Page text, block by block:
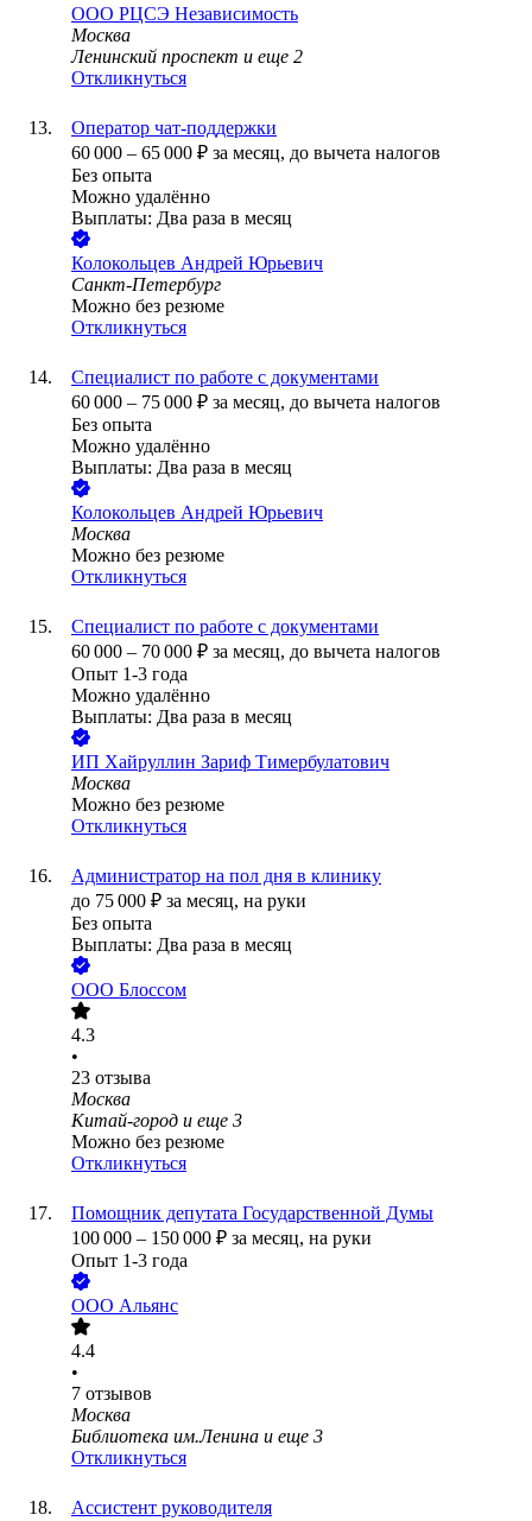
ООО РЦСЭ Независимость
Москва
Ленинский проспект и еще 2
Откликнуться
Оператор чат-поддержки
60 000 – 65 000 ₽ за месяц, до вычета налогов
Без опыта
Можно удалённо
Выплаты: Два раза в месяц
Колокольцев Андрей Юрьевич
Санкт-Петербург
Можно без резюме
Откликнуться
Специалист по работе с документами
60 000 – 75 000 ₽ за месяц, до вычета налогов
Без опыта
Можно удалённо
Выплаты: Два раза в месяц
Колокольцев Андрей Юрьевич
Москва
Можно без резюме
Откликнуться
Специалист по работе с документами
60 000 – 70 000 ₽ за месяц, до вычета налогов
Опыт 1-3 года
Можно удалённо
Выплаты: Два раза в месяц
ИП Хайруллин Зариф Тимербулатович
Москва
Можно без резюме
Откликнуться
Администратор на пол дня в клинику
до 75 000 ₽ за месяц, на руки
Без опыта
Выплаты: Два раза в месяц
ООО Блоссом
4.3
•
23 отзыва
Москва
Китай-город и еще 3
Можно без резюме
Откликнуться
Помощник депутата Государственной Думы
100 000 – 150 000 ₽ за месяц, на руки
Опыт 1-3 года
ООО Альянс
4.4
•
7 отзывов
Москва
Библиотека им.Ленина и еще 3
Откликнуться
Ассистент руководителя